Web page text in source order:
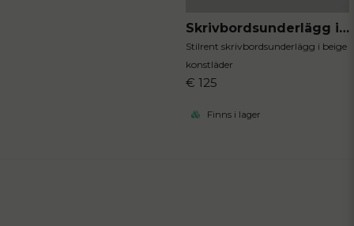
Skrivbordsunderlägg i konstläder
Stilrent skrivbordsunderlägg i beige
konstläder
€ 125
Finns i lager